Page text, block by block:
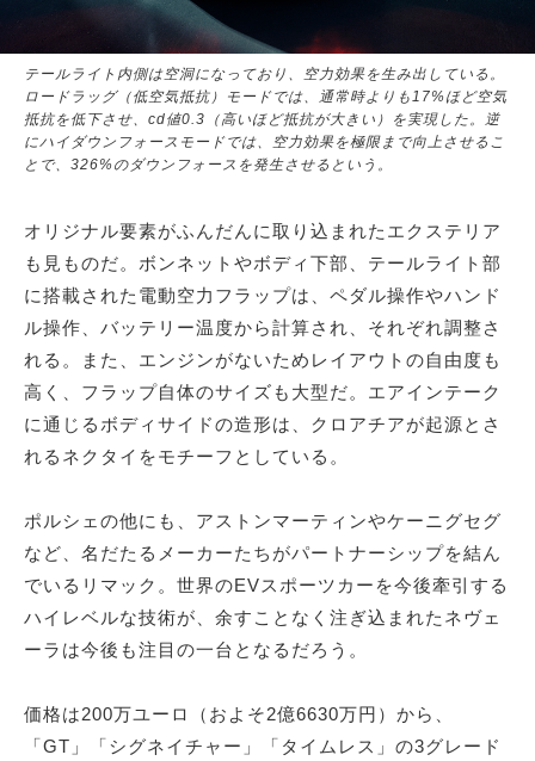
テールライト内側は空洞になっており、空力効果を生み出している。
ロードラッグ（低空気抵抗）モードでは、通常時よりも17%ほど空気
抵抗を低下させ、cd値0.3（高いほど抵抗が大きい）を実現した。逆
にハイダウンフォースモードでは、空力効果を極限まで向上させるこ
とで、326%のダウンフォースを発生させるという。
オリジナル要素がふんだんに取り込まれたエクステリア
も見ものだ。ボンネットやボディ下部、テールライト部
に搭載された電動空力フラップは、ペダル操作やハンド
ル操作、バッテリー温度から計算され、それぞれ調整さ
れる。また、エンジンがないためレイアウトの自由度も
高く、フラップ自体のサイズも大型だ。エアインテーク
に通じるボディサイドの造形は、クロアチアが起源とさ
れるネクタイをモチーフとしている。
ポルシェの他にも、アストンマーティンやケーニグセグ
など、名だたるメーカーたちがパートナーシップを結ん
でいるリマック。世界のEVスポーツカーを今後牽引する
ハイレベルな技術が、余すことなく注ぎ込まれたネヴェ
ーラは今後も注目の一台となるだろう。
価格は200万ユーロ（およそ2億6630万円）から、
「GT」「シグネイチャー」「タイムレス」の3グレード